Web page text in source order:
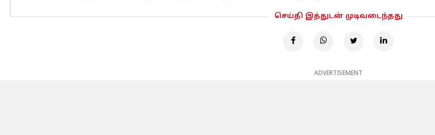
செய்தி இத்துடன் முடிவடைந்தது
ADVERTISEMENT